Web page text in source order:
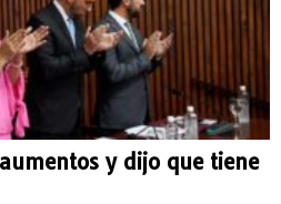
y dijo que tiene